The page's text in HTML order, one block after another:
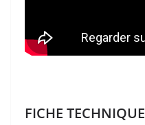
FICHE TECHNIQUE